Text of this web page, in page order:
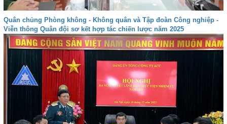
Quân chủng Phòng không - Không quân và Tập đoàn Công nghiệp -
Viễn thông Quân đội sơ kết hợp tác chiến lược năm 2025